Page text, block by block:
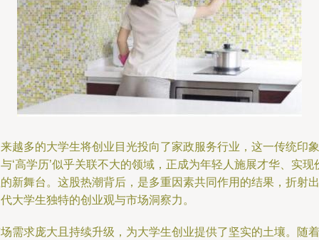
越多的大学生将创业目光投向了家政服务行业，这一传统印象
‘高学历’似乎关联不大的领域，正成为年轻人施展才华、实现
新舞台。这股热潮背后，是多重因素共同作用的结果，折射出
大学生独特的创业观与市场洞察力。
需求庞大且持续升级，为大学生创业提供了坚实的土壤。随着